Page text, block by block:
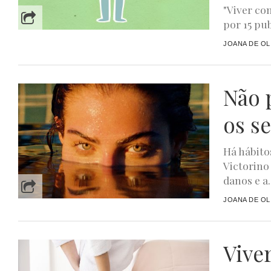
"Viver
por 15
JOANA DE
Não
os
Há
Victorino
danos e
JOANA DE